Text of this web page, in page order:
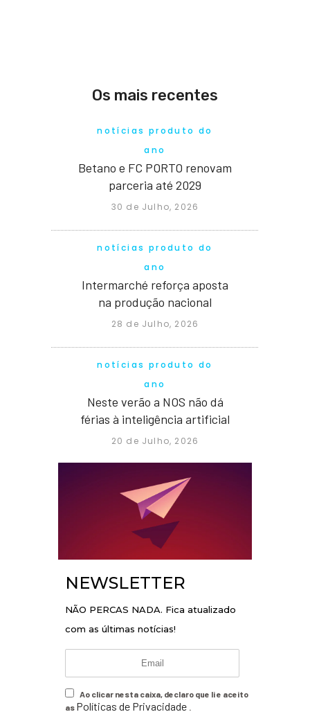
Os mais recentes
notícias produto do
ano
Betano e FC PORTO renovam
parceria até 2029
30 de Julho, 2026
notícias produto do
ano
Intermarché reforça aposta
na produção nacional
28 de Julho, 2026
notícias produto do
ano
Neste verão a NOS não dá
férias à inteligência artificial
20 de Julho, 2026
NEWSLETTER
NÃO PERCAS NADA. Fica atualizado
com as últimas notícias!
Ao clicar nesta caixa, declaro que li e aceito
as Políticas de Privacidade .